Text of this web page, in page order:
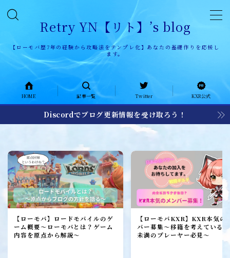
Retry YN【リト】’s blog
【ローモバ歴7年の経験から攻略法をテンプレ化】あなたの基礎作りを応援し
ます。
HOME
記事一覧
KXR history
KXR日記
メンバー募集
加入者レポート
ローモバ攻略
HOME 記事一覧 Twitter KXR公式
Discordでブログ更新情報を受け取ろう！
【ローモバ】ロードモバイルのゲ
ーム概要～ローモバとは？ゲーム
内容を原点から解説～
【ローモバKXR】KXR本気の
バー募集～移籍を考えている
未満のプレーヤー必見～